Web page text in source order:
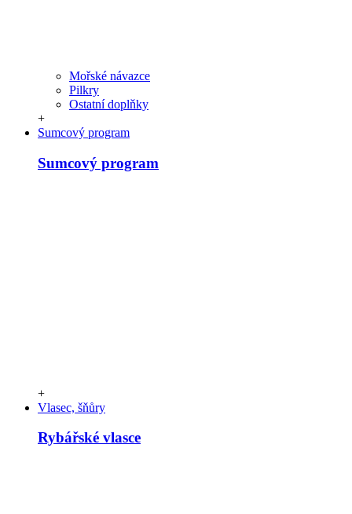
Mořské návazce
Pilkry
Ostatní doplňky
+
Sumcový program
Sumcový program
+
Vlasec, šňůry
Rybářské vlasce